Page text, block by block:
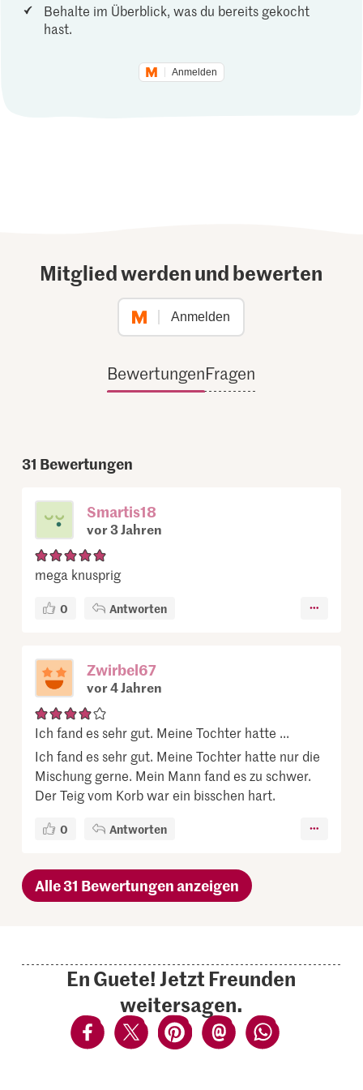
Behalte im Überblick, was du bereits gekocht
hast.
Anmelden
Mitglied werden und bewerten
Anmelden
BewertungenFragen
31 Bewertungen
Smartis18
vor 3 Jahren
mega knusprig
0 Antworten
Zwirbel67
vor 4 Jahren
Ich fand es sehr gut. Meine Tochter hatte ...
Ich fand es sehr gut. Meine Tochter hatte nur die
Mischung gerne. Mein Mann fand es zu schwer.
Der Teig vom Korb war ein bisschen hart.
0 Antworten
Alle 31 Bewertungen anzeigen
En Guete! Jetzt Freunden
weitersagen.